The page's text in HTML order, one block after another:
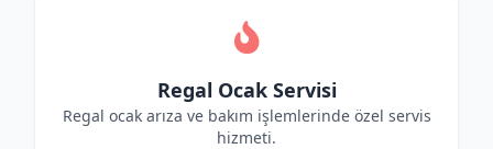
Regal Ocak Servisi
Regal ocak arıza ve bakım işlemlerinde özel servis
hizmeti.